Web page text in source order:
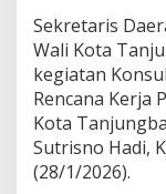
Sekretaris
Wali Kota
kegiatan
Rencana Kerja
Kota
Sutrisno Hadi,
(28/1/2026).